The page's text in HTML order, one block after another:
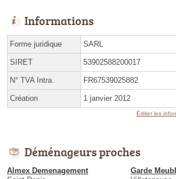
Informations
Forme juridique SARL
SIRET 53902588200017
N° TVA Intra. FR67539025882
Création 1 janvier 2012
Éditer les
Déménageurs proches
Almex Demenagement
Garde